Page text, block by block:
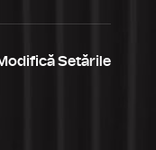
Setările